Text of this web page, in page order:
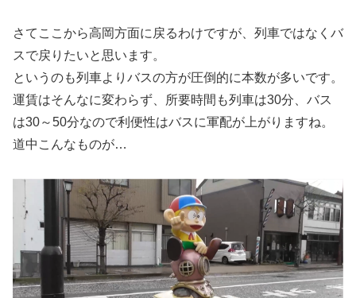
さてここから高岡方面に戻るわけですが、列車ではなくバ
スで戻りたいと思います。
というのも列車よりバスの方が圧倒的に本数が多いです。
運賃はそんなに変わらず、所要時間も列車は30分、バス
は30～50分なので利便性はバスに軍配が上がりますね。
道中こんなものが…